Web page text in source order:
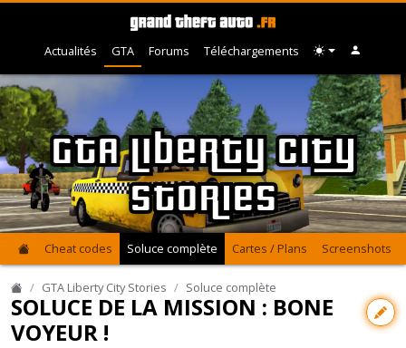
Actualités GTA Forums Téléchargements
GTA Liberty City
Stories
Cheat codes Soluce complète Cartes / Plans Screenshots
GTA Liberty City Stories Soluce complète
SOLUCE DE LA MISSION : BONE
VOYEUR !